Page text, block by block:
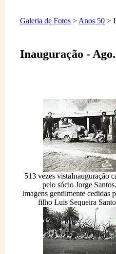
Galeria de Fotos > Anos 50 >
Inauguração -
513 vezes vistaInauguração
pelo sócio Jorge Santos.
Imagens gentilmente cedidas
filho Luis Sequeira